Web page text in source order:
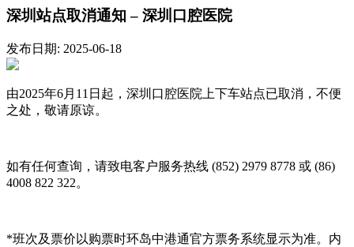
深圳站点取消通知 – 深圳口腔医院
发布日期: 2025-06-18
由2025年6月11日起，深圳口腔医院上下车站点已取消，不便
之处，敬请原谅。
如有任何查询，请致电客户服务热线 (852) 2979 8778 或 (86)
4008 822 322。
*班次及票价以购票时环岛中港通官方票务系统显示为准。内